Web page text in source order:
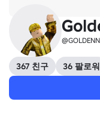
367 친구 36 팔로워